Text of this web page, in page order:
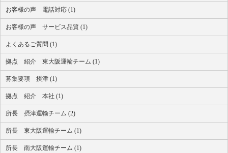
お客様の声 電話対応 (1)
お客様の声 サービス品質 (1)
よくあるご質問 (1)
拠点 紹介 東大阪運輸チーム (1)
募集要項 摂津 (1)
拠点 紹介 本社 (1)
所長 摂津運輸チーム (2)
所長 東大阪運輸チーム (1)
所長 南大阪運輸チーム (1)